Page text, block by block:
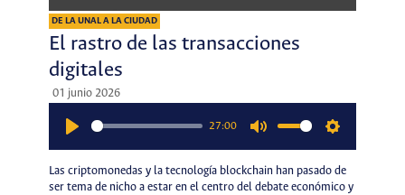
DE LA UNAL A LA CIUDAD
El rastro de las transacciones
digitales
01 junio 2026
27:00
Las criptomonedas y la tecnología blockchain han pasado de
ser tema de nicho a estar en el centro del debate económico y